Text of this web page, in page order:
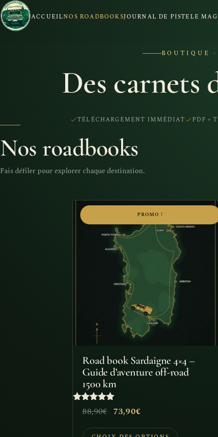
ACCUEILNOS ROADBOOKSJOURNAL DE PISTE LE MAG
BOUTIQUE ·
Des carnets
TÉLÉCHARGEMENT IMMÉDIAT PDF +
Nos roadbooks
Fais défiler pour explorer chaque destination.
PROMO !
Road book Sardaigne 4×4 –
Guide d’aventure off-road
1500 km
Note88,90€ Le
prix
73,90€Le
prix
Ce
produit
peuvent
choisies
sur
page
du
produit